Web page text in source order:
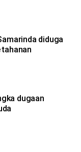
diduga
dugaan